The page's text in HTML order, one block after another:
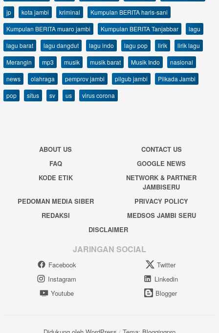
jp
kota jambi kriminal
Kumpulan BERITA haris-sani
Kumpulan BERITA muaro jambi
Kumpulan BERITA Tanjabbar
lagu
lagu barat
lagu dangdut lagu indo lagu pop lirik
lirik lagu
Merangin
mp3 musik musik barat Musik Indo
nasional
news
olahraga pemprov jambi pilgub jambi
Pilkada Jambi
pop
situs sv us virus corona
ABOUT US
CONTACT US
FAQ
GOOGLE NEWS
KODE ETIK
NETWORK & PARTNER
JAMBISERU
PEDOMAN MEDIA SIBER
PRIVACY POLICY
REDAKSI
MEDSOS JAMBI SERU
DISCLAIMER
JARINGAN SOCIAL
Facebook
Twitter
Instagram
Linkedin
Youtube
Blogger